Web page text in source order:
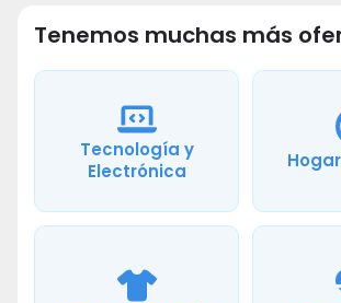
Tenemos muchas más
Tecnología y
Electrónica